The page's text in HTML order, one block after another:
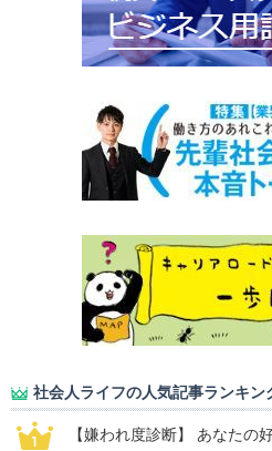
社会人ライフの人気記事ランキン
【嫌われ度診断】 あなたの